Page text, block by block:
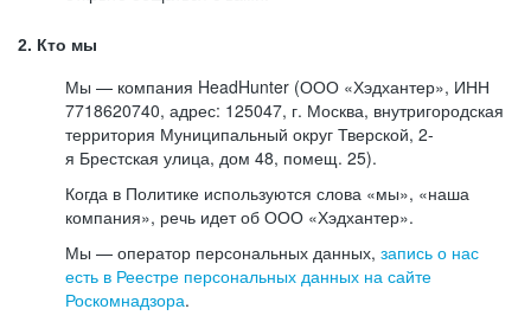
2. Кто мы
Мы — компания HeadHunter (ООО «Хэдхантер», ИНН
7718620740, адрес: 125047, г. Москва, внутригородская
территория Муниципальный округ Тверской, 2-
я Брестская улица, дом 48, помещ. 25).
Когда в Политике используются слова «мы», «наша
компания», речь идет об ООО «Хэдхантер».
Мы — оператор персональных данных, запись о нас
есть в Реестре персональных данных на сайте
Роскомнадзора.